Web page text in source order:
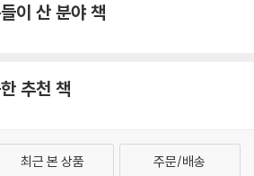
절한 밑바닥의 삶을 살아가는 황룡동 사람
결핍을 ‘제대로’ 바라보아야 한다는 것을. 우
해 의심하고 반문해야 한다는 것을. 또한 단맛,
가 지질하고 구저분한 삶일지라도 어울려 살
는 것을 작가는 시사한다. 사춘기 소녀 수원의
이 산 분야 책
추천 책
최근 본 상품 주문/배송